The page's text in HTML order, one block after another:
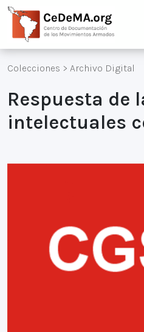
Colecciones > Archivo Digital
Respuesta de
intelectuales